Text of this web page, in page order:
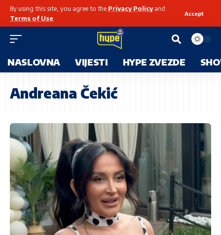
By using this site, you agree to the Privacy Policyand
Terms of Use
Accept
NASLOVNA VIJESTI HYPE ZVEZDE
Andreana Čekić